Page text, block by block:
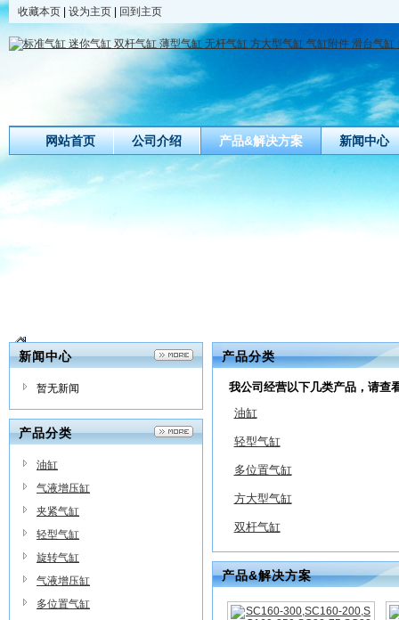
收藏本页 设为主页 回到主页
标准气缸 迷你气缸 双杆气缸 薄型气缸
缸 气液增压缸 旋转气缸 轻型气缸 夹紧
标准气缸 迷你气缸 双杆气缸 薄型气缸 无杆气缸 方大型气缸 气...
网站首页 公司介绍 产品&解决方案 新闻中心
新闻中心
暂无新闻
产品分类
油缸
气液增压缸
夹紧气缸
轻型气缸
旋转气缸
气液增压缸
多位置气缸
产品分类
我公司经营以下几类产品，请查
油缸
轻型气缸
多位置气缸
方大型气缸
双杆气缸
产品&解决方案